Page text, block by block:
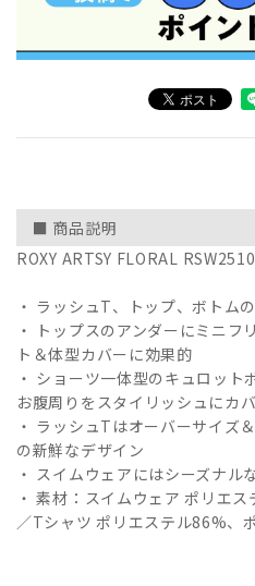
■ 商品説明
ROXY ARTSY FLORAL
・ ラッシュT、トップ、ボトム
・ トップスのアンダーにミニフ
ト＆体型カバーに効果的
・ ショーツ一体型のキュロット
お腹周りをスタイリッシュにカ
・ ラッシュTはオーバーサイズ
の新鮮なデザイン
・ スイムウェアにはシーズナ
・ 素材：スイムウェア ポリエ
／Tシャツ ポリエステル86%、